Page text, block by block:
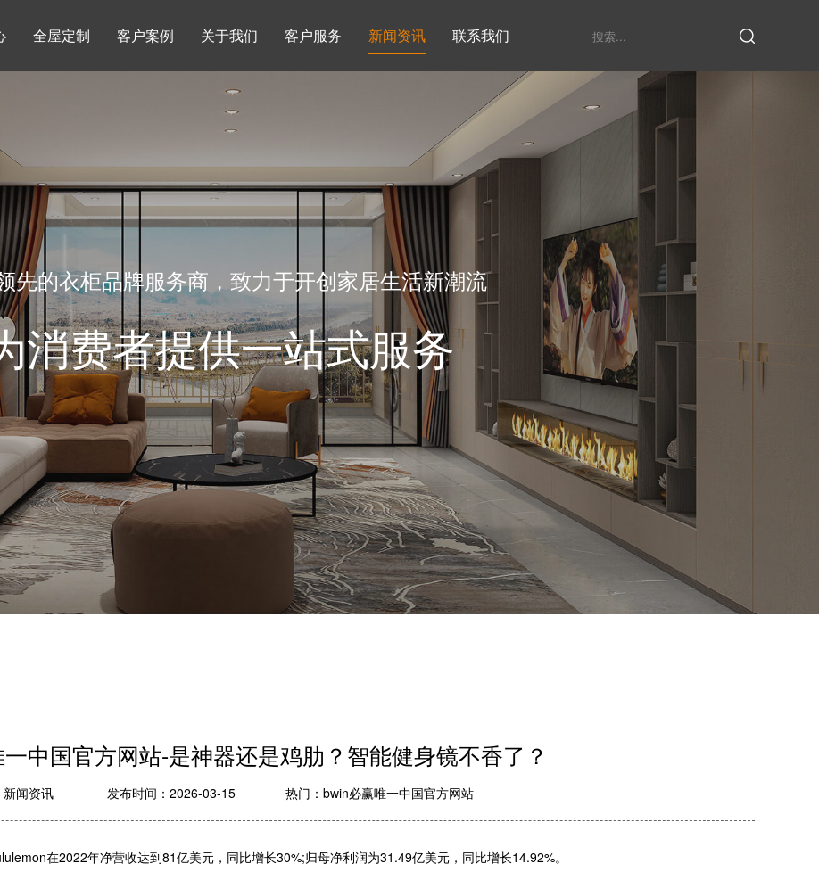
衣帽间
全屋定制 客户案例
书柜系列 酒柜系列
关于我们
发展历程
客户服务 新闻资讯
家具定制厂家
联系我们
先的衣柜品牌服务商，致力于开创家居生活新潮流
消费者提供一站式服务
中国官方网站-是神器还是鸡肋？智能健身镜不香了？
新闻资讯 发布时间：2026-03-15 热门： bwin必赢唯一中国官方网站
在2022年净营收达到81亿美元，同比增长30%;归母净利润为31.49亿美元，同比增长14.92%。